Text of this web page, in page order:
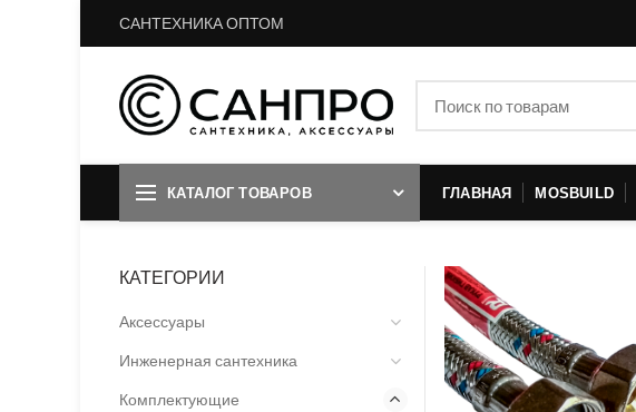
САНТЕХНИКА ОПТОМ
КАТАЛОГ ТОВАРОВ ГЛАВНАЯ MOSBUILD
КАТЕГОРИИ
Аксессуары
Инженерная сантехника
Комплектующие